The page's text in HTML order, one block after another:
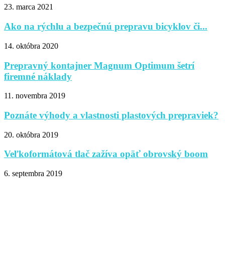
23. marca 2021
Ako na rýchlu a bezpečnú prepravu bicyklov či...
14. októbra 2020
Prepravný kontajner Magnum Optimum šetrí
firemné náklady
11. novembra 2019
Poznáte výhody a vlastnosti plastových prepraviek?
20. októbra 2019
Veľkoformátová tlač zažíva opäť obrovský boom
6. septembra 2019